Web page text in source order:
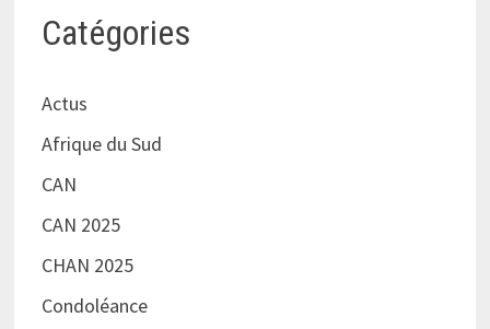
Catégories
Actus
Afrique du Sud
CAN
CAN 2025
CHAN 2025
Condoléance